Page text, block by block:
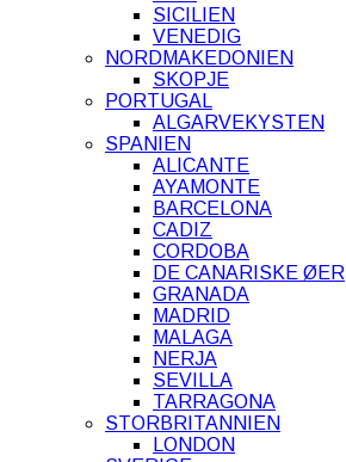
SICILIEN
VENEDIG
NORDMAKEDONIEN
SKOPJE
PORTUGAL
ALGARVEKYSTEN
SPANIEN
ALICANTE
AYAMONTE
BARCELONA
CADIZ
CORDOBA
DE CANARISKE ØER
GRANADA
MADRID
MALAGA
NERJA
SEVILLA
TARRAGONA
STORBRITANNIEN
LONDON